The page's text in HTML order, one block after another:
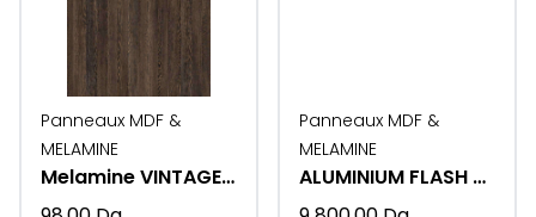
Panneaux MDF &
MELAMINE
Melamine VINTAGE WENGE 7648-16MM
Panneaux MDF &
MELAMINE
ALUMINIUM FLASH K522-16MM